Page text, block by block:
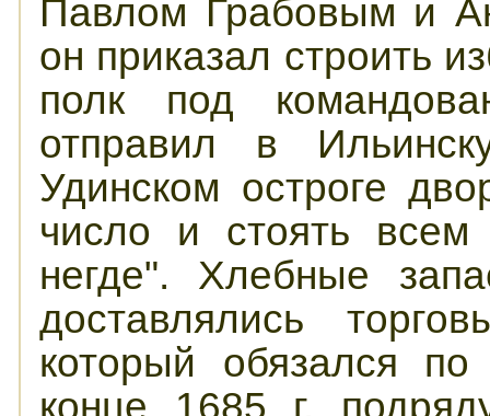
Павлом Грабовым и
он приказал строить
полк под
отправил в
Удинском остроге
число и стоять
негде". Хлебные
доставлялись
который обязался
конце 1685 г.